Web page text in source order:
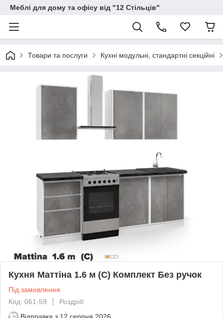
Меблі для дому та офісу від "12 Стільців"
Товари та послуги Кухні модульні, стандартні секційні
Кухня Маттіна 1.6 м (С) Комплект Без ручок
Під замовлення
Код: 061-59
Роздріб
Відправка з 12 серпня 2026